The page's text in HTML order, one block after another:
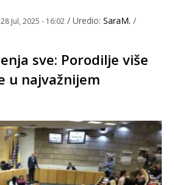
28 Jul, 2025 - 16:02 / Uredio: SaraM. /
sve: Porodilje više
u najvažnijem